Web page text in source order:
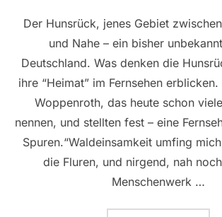
Der Hunsrück, jenes Gebiet
und Nahe – ein bisher
Deutschland. Was denken die
ihre “Heimat” im Fernsehen
Woppenroth, das heute schon
nennen, und stellten fest – eine
Spuren.“Waldeinsamkeit umfing
die Fluren, und nirgend, nah
Menschenwerk …